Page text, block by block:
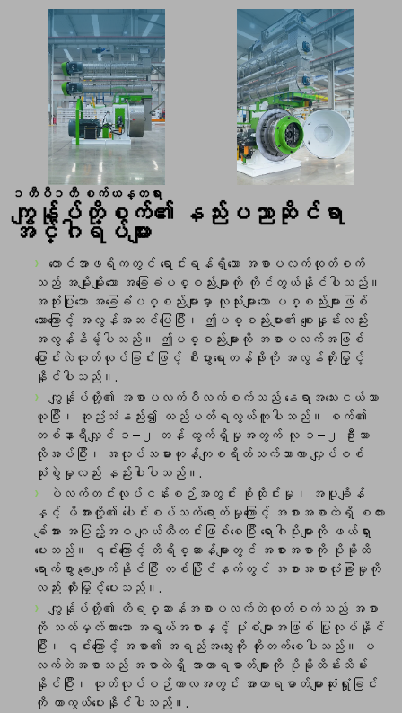
၁တီပီ၁တီ စက်ယန္တရား
ကျွန်ုပ်တို့စက်၏ နည်းပညာဆိုင်ရာ
အင်္ဂါရပ်များ
တောင်အာဖရိကတွင် ရောင်းရန်ရှိသော အစာပလက်ထုတ်စက်
သည် အမျိုးမျိုးသော အခြေခံပစ္စည်းများကို ကိုင်တွယ်နိုင်ပါသည်။
အသုံးပြုသော အခြေခံပစ္စည်းများမှာ လူသုံးများသော ပစ္စည်းများဖြစ်
သောကြောင့် အလွန်အဆင်ပြေပြီး၊ ဤပစ္စည်းများ၏ စျေးနှုန်းလည်း
အလွန်နိမ့်ပါသည်။ ဤပစ္စည်းများကို အစာပလက်အဖြစ်
ပြောင်းလဲထုတ်လုပ်ခြင်းဖြင့် စီးပွားရေးတန်ဖိုးကို အလွန်တိုးမြှင့်
နိုင်ပါသည်။.
ကျွန်ုပ်တို့၏ အစာပလက်ပီလက်စက်သည် နေရာအသေးငယ်သာ
ယူပြီး၊ ဆူညံသံနည်း၍ လည်ပတ်ရလွယ်ကူပါသည်။ စက်၏
တစ်နာရီလျှင် ၁–၂ တန် ထွက်ရှိမှုအတွက် လူ ၁–၂ ဦးသာ
လိုအပ်ပြီး၊ အလုပ်သမားကုန်ကျစရိတ်သက်သာကာ လျှပ်စစ်
သုံးစွဲမှုလည်း နည်းပါးပါသည်။.
ပဲလက်တင်းလုပ်ငန်းစဉ်အတွင်း စိုထိုင်းမှု၊ အပူချိန်
နှင့် ဖိအားတို့၏ ပေါင်းစပ်သက်ရောက်မှုကြောင့် အစားအစာထဲရှိ စတား
ချ်အား အပြည့်အဝ ဂျယ်လီတင်းဖြစ်စေပြီး ရောဂါပိုးများကို ဖယ်ရှား
ပေးသည်။ ၎င်းကြောင့် တိရိစ္ဆာန်များတွင် အစားအစာကို ပိုမိုထိ
ရောက်စွာ ချေဖျက်နိုင်ပြီး တစ်ပြိုင်နက်တွင် အစားအစာလုံခြုံမှုကို
လည်း တိုးမြှင့်ပေးသည်။.
ကျွန်ုပ်တို့၏ တိရစ္ဆာန်အစာပလက်တဲထုတ်စက်သည် အစာ
ကို သတ်မှတ်ထားသော အရွယ်အစားနှင့် ပုံစံများအဖြစ် ပြုလုပ်နိုင်
ပြီး၊ ၎င်းကြောင့် အစာ၏ အရည်အသွေးကို တိုးတက်စေပါသည်။ ပ
လက်တဲအစာသည် အစာထဲရှိ အာဟာရဓာတ်များကို ပိုမိုထိန်းသိမ်း
နိုင်ပြီး၊ ထုတ်လုပ်စဉ်ကာလအတွင်း အာဟာရဓာတ်များဆုံးရှုံးခြင်း
ကို ကာကွယ်ပေးနိုင်ပါသည်။.